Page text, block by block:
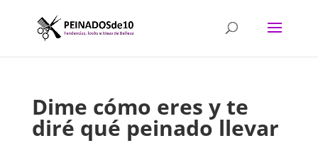
Dime cómo eres y te
diré qué peinado llevar